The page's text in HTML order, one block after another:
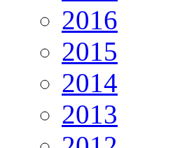
2016
2015
2014
2013